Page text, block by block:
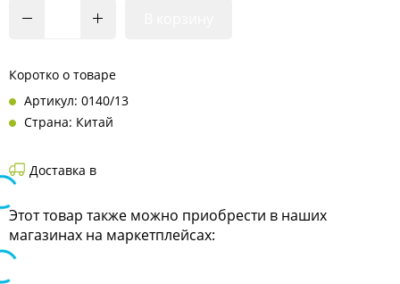
Коротко о товаре
Артикул: 0140/13
Страна: Китай
Доставка в
Этот товар также можно приобрести в наших
магазинах на маркетплейсах: